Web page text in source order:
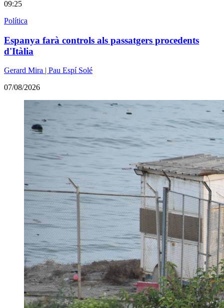
09:25
Política
Espanya farà controls als passatgers procedents
d'Itàlia
Gerard Mira | Pau Espí Solé
07/08/2026